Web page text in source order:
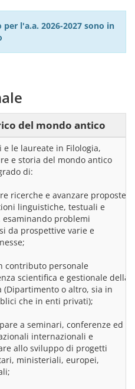
l'a.a. 2026-2027 sono in
del mondo antico
e le laureate in Filologia,
e storia del mondo antico
di:
ricerche e avanzare proposte
linguistiche, testuali e
esaminando problemi
da prospettive varie e
contributo personale
scientifica e gestionale della
o altro, sia in
che in enti privati);
a seminari, conferenze ed
internazionali e
allo sviluppo di progetti
ministeriali, europei,